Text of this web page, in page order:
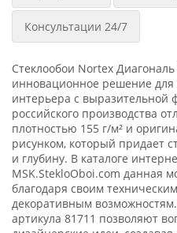
Консультации 24/7
Стеклообои Nortex
инновационное решение для
интерьера с выразительной
российского производства
плотностью 155 г/м² и
рисунком, который придает
и глубину. В каталоге
MSK.StekloOboi.com данная
благодаря своим
декоративным возможностям.
артикула 81711 позволяют